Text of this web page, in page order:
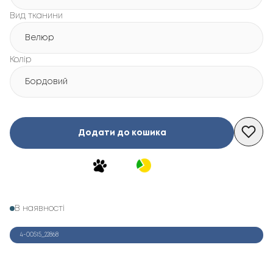
Вид тканини
Велюр
Колір
Бордовий
Додати до кошика
В наявності
4-00515_22868